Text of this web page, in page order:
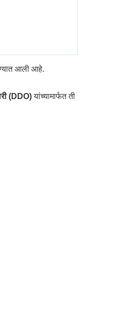
आली आहे.
(DDO)यांच्यामार्फत ती